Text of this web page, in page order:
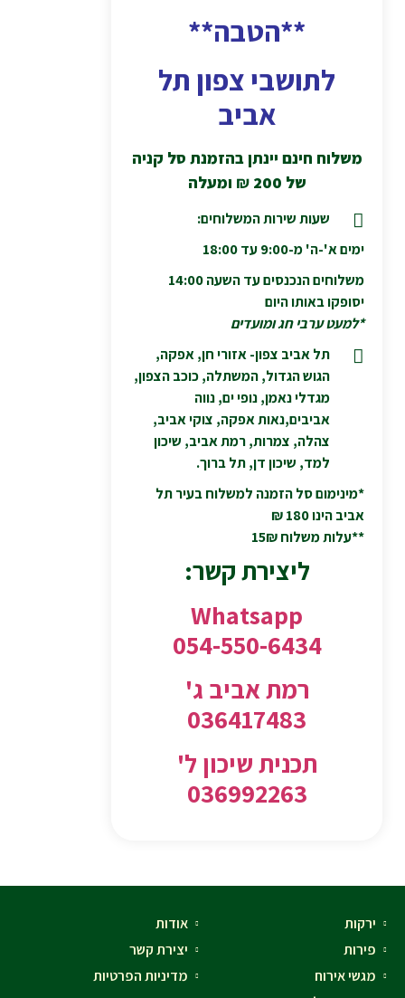
**הטבה**
לתושבי צפון תל
אביב
משלוח חינם יינתן בהזמנת סל קניה
של 200
₪ ומעלה
שעות שירות המשלוחים:
ימים א'-ה' מ-9:00 עד 18:00
משלוחים הנכנסים עד השעה 14:00
יסופקו באותו היום
*למעט ערבי חג ומועדים
תל אביב צפון- אזורי חן, אפקה,
הגוש הגדול, המשתלה, כוכב הצפון,
מגדלי נאמן, נופי ים, נווה
אביבים,נאות אפקה, צוקי אביב,
צהלה, צמרות, רמת אביב, שיכון
למד, שיכון דן, תל ברוך.
*מינימום סל הזמנה למשלוח בעיר תל
אביב הינו 180 ₪
**עלות משלוח 15₪
ליצירת קשר:
Whatsapp
054-550-6434
רמת אביב ג'
036417483
תכנית שיכון ל'
036992263
ירקות
פירות
מגשי אירוח
אודות
יצירת קשר
מדיניות הפרטיות